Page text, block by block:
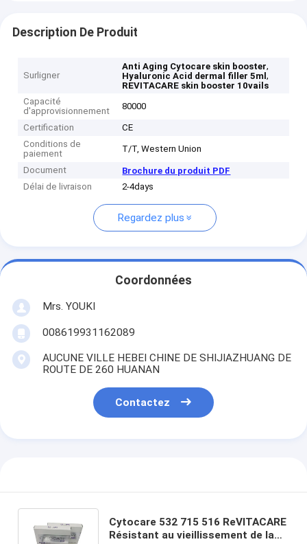
Description De Produit
Surligner
Anti Aging Cytocare skin booster,
Hyaluronic Acid dermal filler 5ml,
REVITACARE skin booster 10vails
Capacité
d'approvisionnement
80000
Certification
CE
Conditions de
paiement
T/T, Western Union
Document
Brochure du produit PDF
Délai de livraison
2-4days
Regardez plus
Coordonnées
Mrs. YOUKI
008619931162089
AUCUNE VILLE HEBEI CHINE DE SHIJIAZHUANG DE
ROUTE DE 260 HUANAN
Contactez
Cytocare 532 715 516 ReVITACARE
Résistant au vieillissement de la